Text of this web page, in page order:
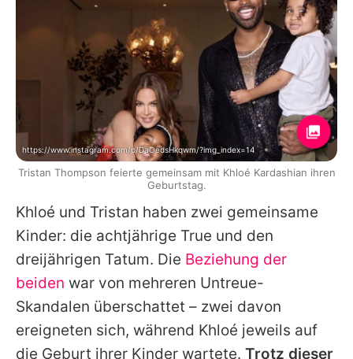
Khloé und Tristan haben zwei gemeinsame
Kinder: die achtjährige True und den
dreijährigen Tatum. Die Beziehung der
beiden war von mehreren Untreue-
Skandalen überschattet – zwei davon
ereigneten sich, während Khloé jeweils auf
die Geburt ihrer Kinder wartete. Trotz dieser
https://www.instagram.com/p/DaOedsHkqwm/?img_index=14
Tristan Thompson feierte gemeinsam mit Khloé Kardashian ihren
Geburtstag.